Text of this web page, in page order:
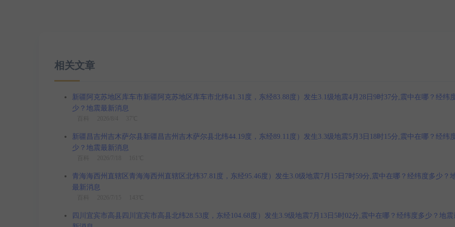
相关文章
新疆阿克苏地区库车市新疆阿克苏地区库车市北纬41.31度，东经83.88度）发生3.1级地震4月28日9时37分,震中在哪？经纬
少？地震最新消息
新疆昌吉州吉木萨尔县新疆昌吉州吉木萨尔县北纬44.19度，东经89.11度）发生3.3级地震5月3日18时15分,震中在哪？经纬
少？地震最新消息
青海海西州直辖区青海海西州直辖区北纬37.81度，东经95.46度）发生3.0级地震7月15日7时59分,震中在哪？经纬度多少？
最新消息
四川宜宾市高县四川宜宾市高县北纬28.53度，东经104.68度）发生3.9级地震7月13日5时02分,震中在哪？经纬度多少？地震